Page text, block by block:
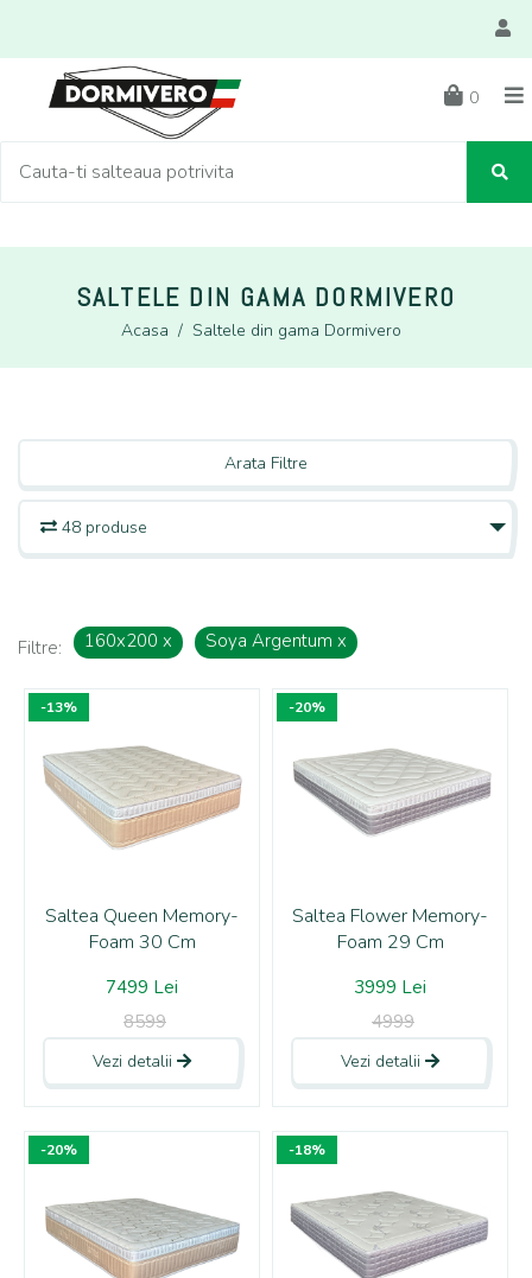
0
SALTELE DIN GAMA DORMIVERO
Acasa / Saltele din gama Dormivero
Arata Filtre
48 produse
Filtre: 160x200 x Soya Argentum x
-13%
Saltea Queen Memory-
Foam 30 Cm
7499 Lei
8599
Vezi detalii
-20%
Saltea Flower Memory-
Foam 29 Cm
3999 Lei
4999
Vezi detalii
-20% -18%